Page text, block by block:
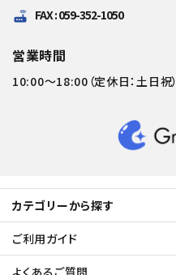
router FAX : 059-352-1050
営業時間
10:00～18:00（定休日：土日祝）
カテゴリーから探す
ご利用ガイド